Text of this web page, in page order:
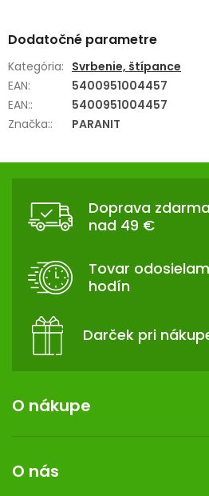
Dodatočné parametre
Kategória: Svrbenie, štípance
EAN:
5400951004457
EAN::
5400951004457
Značka:: PARANIT
Doprava
nad 49 €
Tovar
hodín
Darček pri
O nákupe
Reklamácia a vrátenie tovaru
O nás